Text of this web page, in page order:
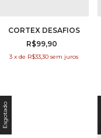
CORTEX DESAFIOS
R$99,90
3 x de R$33,30 sem juros
Esgotado